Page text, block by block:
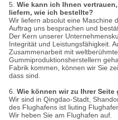
5. Wie kann ich Ihnen
liefern, wie ich bestellte?
Wir liefern absolut eine Maschine
Auftrag uns besprachen und
Der Kern unserer
Integrität und Leistungsfähigkeit.
Zusammenarbeit mit
Gummiproduktionsherstellern
Fabrik kommen, können wir Sie
dass sind.
6. Wie können wir zu Ihrer Seite
Wir sind in Qingdao-Stadt,
des Flughafens ist liuting
Wir heben Sie am Flughafen auf.